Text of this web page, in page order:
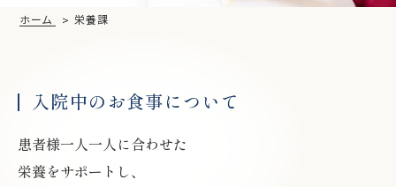
診療科
病院紹介
ホーム 栄養課
入院中のお食事について
患者様一人一人に合わせた
栄養をサポートし、